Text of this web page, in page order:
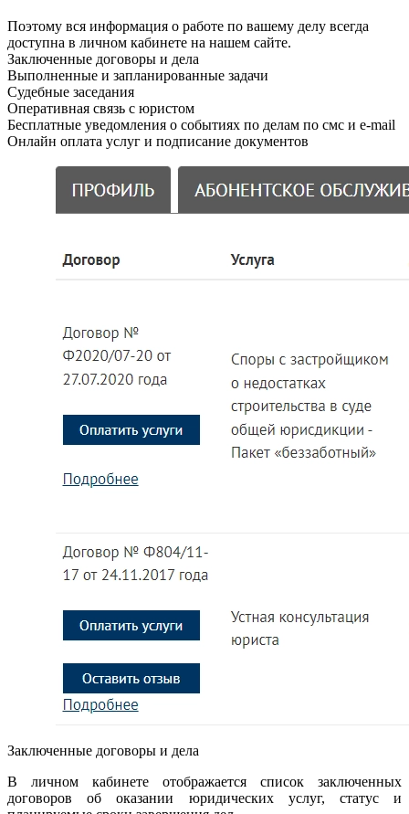
Поэтому вся информация о работе по вашему делу всегда
доступна в личном кабинете на нашем сайте.
Заключенные договоры и дела
Выполненные и запланированные задачи
Судебные заседания
Оперативная связь с юристом
Бесплатные уведомления о событиях по делам по смс и e-mail
Онлайн оплата услуг и подписание документов
Заключенные договоры и дела
В личном кабинете отображается список заключенных
договоров об оказании юридических услуг, статус и